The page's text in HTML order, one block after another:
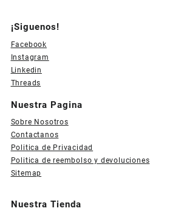
¡Siguenos!
Facebook
Instagram
Linkedin
Threads
Nuestra Pagina
Sobre Nosotros
Contactanos
Politica de Privacidad
Politica de reembolso y devoluciones
Sitemap
Nuestra Tienda